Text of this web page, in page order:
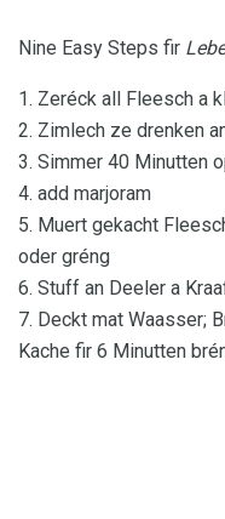
Nine Easy Steps fir
1. Zeréck all Fleesch a
2. Zimlech ze drenken
3. Simmer 40 Minutten
4. add marjoram
5. Muert gekacht
oder gréng
6. Stuff an Deeler a
7. Deckt mat Waasser;
Kache fir 6 Minutten